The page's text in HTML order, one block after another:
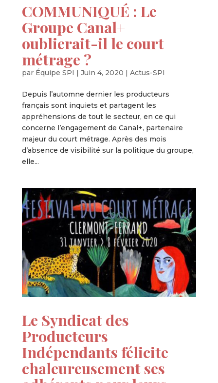
COMMUNIQUÉ : Le
Groupe Canal+
oublierait-il le court
métrage ?
par Équipe SPI | Juin 4, 2020 | Actus-SPI
Depuis l’automne dernier les producteurs
français sont inquiets et partagent les
appréhensions de tout le secteur, en ce qui
concerne l’engagement de Canal+, partenaire
majeur du court métrage. Après des mois
d’absence de visibilité sur la politique du groupe,
elle...
Le Syndicat des
Producteurs
Indépendants félicite
chaleureusement ses